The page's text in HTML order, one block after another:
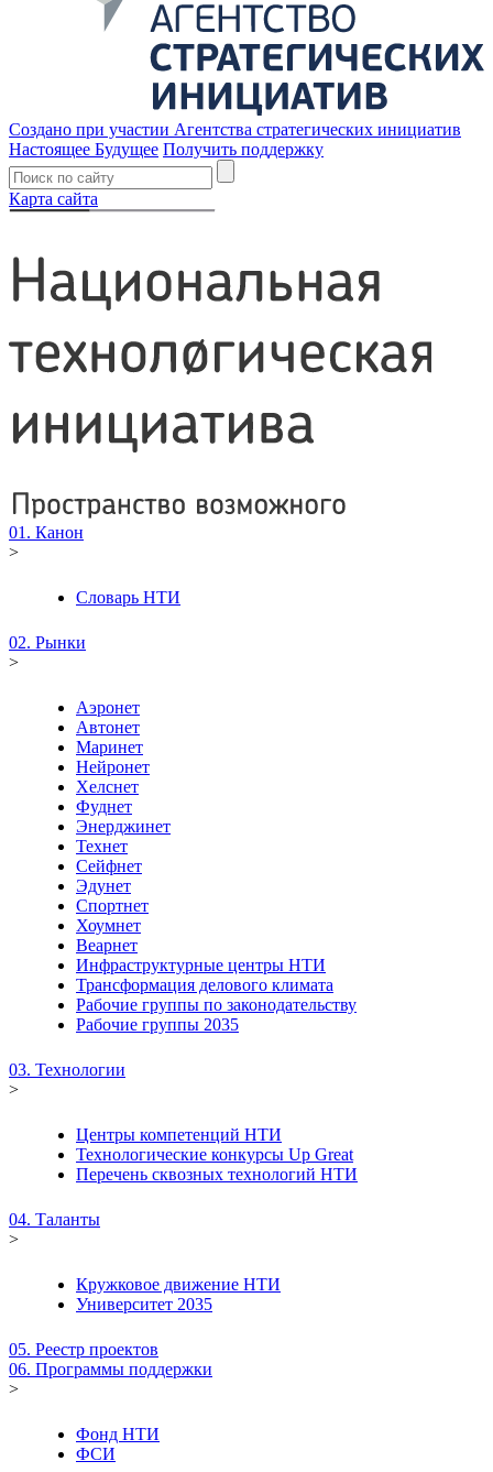
Создано при участии Агентства стратегических инициатив
Настоящее Будущее Получить поддержку
Карта сайта
01. Канон
>
Словарь НТИ
02. Рынки
>
Аэронет
Автонет
Маринет
Нейронет
Хелснет
Фуднет
Энерджинет
Технет
Сейфнет
Эдунет
Спортнет
Хоумнет
Веарнет
Инфраструктурные центры НТИ
Трансформация делового климата
Рабочие группы по законодательству
Рабочие группы 2035
03. Технологии
>
Центры компетенций НТИ
Технологические конкурсы Up Great
Перечень сквозных технологий НТИ
04. Таланты
>
Кружковое движение НТИ
Университет 2035
05. Реестр проектов
06. Программы поддержки
>
Фонд НТИ
ФСИ